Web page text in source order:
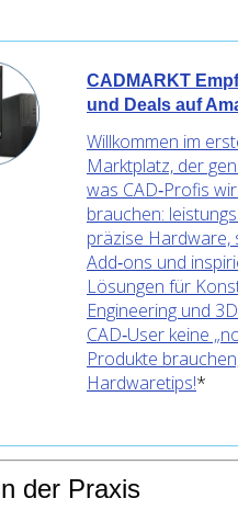
CADMARKT
und Deals auf
Willkommen im
Marktplatz, der
was CAD‑Profis
brauchen:
präzise Hardware,
Add‑ons und
Lösungen für
Engineering und
CAD‑User keine
Produkte
Hardwaretips!*
der Praxis